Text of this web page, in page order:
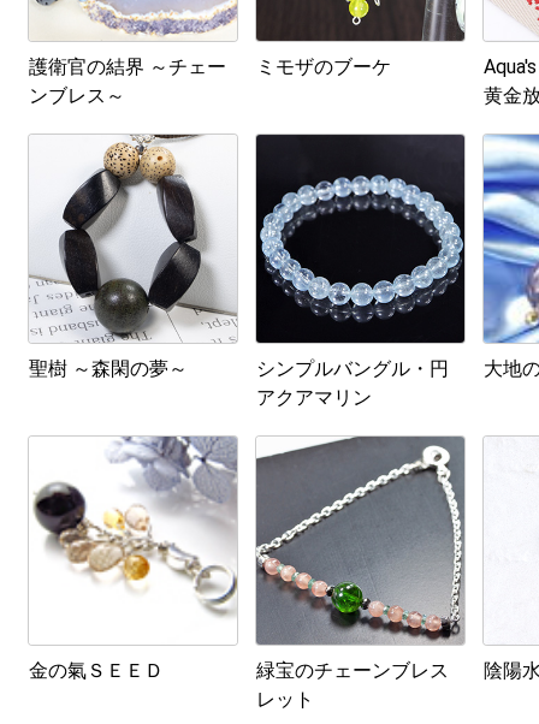
護衛官の結界 ～チェー
ンブレス～
ミモザのブーケ
黄金
聖樹 ～森閑の夢～
シンプルバングル・円
アクアマリン
大地
金の氣ＳＥＥＤ
緑宝のチェーンブレス
レット
陰陽